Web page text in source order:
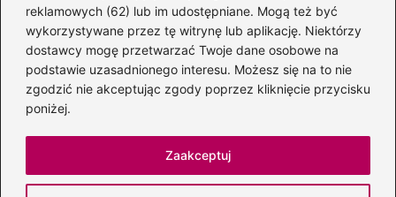
reklamowych (62) lub im udostępniane. Mogą też być
wykorzystywane przez tę witrynę lub aplikację. Niektórzy
dostawcy mogę przetwarzać Twoje dane osobowe na
podstawie uzasadnionego interesu. Możesz się na to nie
zgodzić nie akceptując zgody poprzez kliknięcie przycisku
poniżej.
Zaakceptuj
Odkrywając magiczny
świat: jakie książki napisał